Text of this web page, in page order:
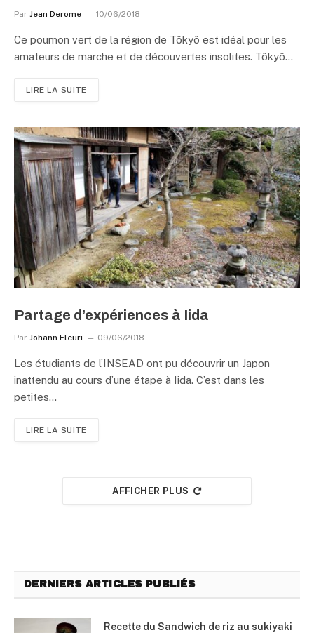
Par Jean Derome 10/06/2018
Ce poumon vert de la région de Tôkyô est idéal pour les
amateurs de marche et de découvertes insolites. Tôkyô…
LIRE LA SUITE
Partage d’expériences à Iida
Par Johann Fleuri 09/06/2018
Les étudiants de l’INSEAD ont pu découvrir un Japon
inattendu au cours d’une étape à Iida. C’est dans les
petites…
LIRE LA SUITE
AFFICHER PLUS
DERNIERS ARTICLES PUBLIÉS
Recette du Sandwich de riz au sukiyaki